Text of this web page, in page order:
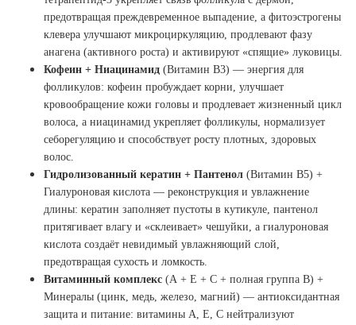
предотвращая преждевременное выпадение, а фитоэстрогены
клевера улучшают микроциркуляцию, продлевают фазу
анагена (активного роста) и активируют «спящие» луковицы.
Кофеин + Ниацинамид (Витамин B3) — энергия для
фолликулов: кофеин пробуждает корни, улучшает
кровообращение кожи головы и продлевает жизненный цикл
волоса, а ниацинамид укрепляет фолликулы, нормализует
себорегуляцию и способствует росту плотных, здоровых
волос.
Гидролизованный кератин + Пантенол (Витамин B5) +
Гиалуроновая кислота — реконструкция и увлажнение
длины: кератин заполняет пустоты в кутикуле, пантенол
притягивает влагу и «склеивает» чешуйки, а гиалуроновая
кислота создаёт невидимый увлажняющий слой,
предотвращая сухость и ломкость.
Витаминный комплекс (А + Е + С + полная группа В) +
Минералы (цинк, медь, железо, магний) — антиоксидантная
защита и питание: витамины А, Е, С нейтрализуют